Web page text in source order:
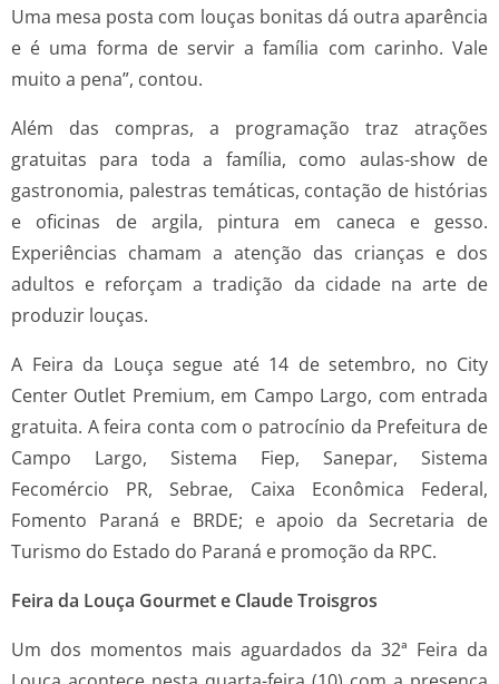
Uma mesa posta com louças bonitas dá outra aparência
e é uma forma de servir a família com carinho. Vale
muito a pena”, contou.
Além das compras, a programação traz atrações
gratuitas para toda a família, como aulas-show de
gastronomia, palestras temáticas, contação de histórias
e oficinas de argila, pintura em caneca e gesso.
Experiências chamam a atenção das crianças e dos
adultos e reforçam a tradição da cidade na arte de
produzir louças.
A Feira da Louça segue até 14 de setembro, no City
Center Outlet Premium, em Campo Largo, com entrada
gratuita. A feira conta com o patrocínio da Prefeitura de
Campo Largo, Sistema Fiep, Sanepar, Sistema
Fecomércio PR, Sebrae, Caixa Econômica Federal,
Fomento Paraná e BRDE; e apoio da Secretaria de
Turismo do Estado do Paraná e promoção da RPC.
Feira da Louça Gourmet e Claude Troisgros
Um dos momentos mais aguardados da 32ª Feira da